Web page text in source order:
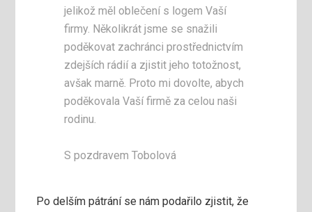
jelikož měl oblečení s logem Vaší
firmy. Několikrát jsme se snažili
poděkovat zachránci prostřednictvím
zdejších rádií a zjistit jeho totožnost,
avšak marně. Proto mi dovolte, abych
poděkovala Vaší firmě za celou naši
rodinu.
S pozdravem Tobolová
Po delším pátrání se nám podařilo zjistit, že